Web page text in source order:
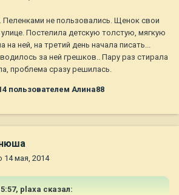
Пеленками не пользовались. Щенок свои
Постелила детскую толстую, мягкую
на ней, на третий день начала писать...
за ней грешков.. Пару раз стирала
проблема сразу решилась.
пользователем Алина88
14 мая, 2014
plaxa сказал: